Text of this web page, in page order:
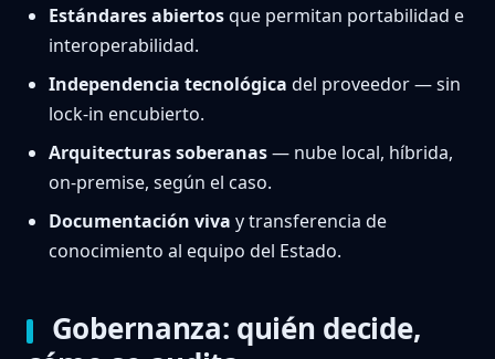
Estándares abiertosque permitan portabilidad e
interoperabilidad.
Independencia tecnológica del proveedor — sin
lock-in encubierto.
Arquitecturas soberanas— nube local, híbrida,
on-premise, según el caso.
Documentación viva y transferencia de
conocimiento al equipo del Estado.
Gobernanza: quién decide,